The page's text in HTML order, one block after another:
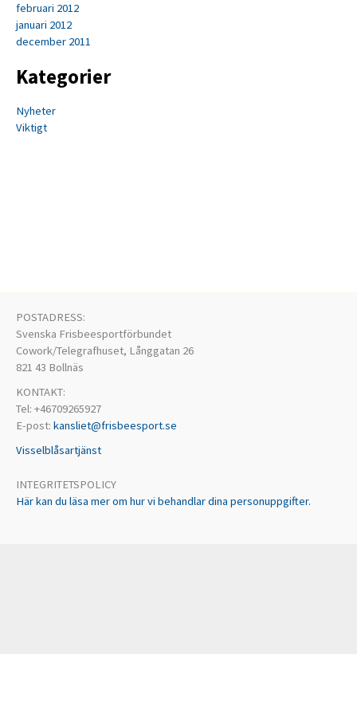
februari 2012
januari 2012
december 2011
Kategorier
Nyheter
Viktigt
POSTADRESS:
Svenska Frisbeesportförbundet
Cowork/Telegrafhuset, Långgatan 26
821 43 Bollnäs
KONTAKT:
Tel: +46709265927
E-post: kansliet@frisbeesport.se
Visselblåsartjänst
INTEGRITETSPOLICY
Här kan du läsa mer om hur vi behandlar dina personuppgifter.